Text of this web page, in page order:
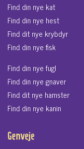
Find din nye kat
Find din nye hest
Find dit nye krybdyr
Find din nye fisk
Find din nye fugl
Find din nye gnaver
Find dit nye hamster
Find din nye kanin
Genveje